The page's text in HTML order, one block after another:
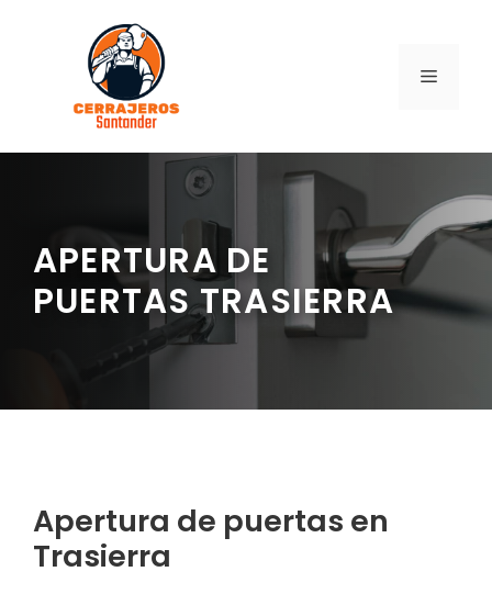
contenido
MENÚ
APERTURA DE
PUERTAS TRASIERRA
Apertura de puertas en
Trasierra